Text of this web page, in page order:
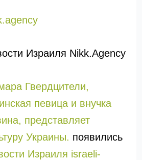
Израиля Nikk.Agency
Гвердцители,
певица и внучка
представляет
Украины. появились
Израиля israeli-